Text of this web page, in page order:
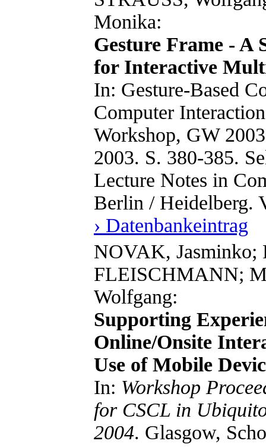
Monika:
Gesture Frame - A
for Interactive
In: Gesture-Based
Computer
Workshop, GW
2003. S. 380-385.
Lecture Notes in
Berlin / Heidelberg.
› Datenbankeintrag
NOVAK, Jasminko;
FLEISCHMANN;
Wolfgang:
Supporting
Online/Onsite
Use of Mobile
In: Workshop
for CSCL in
2004. Glasgow,